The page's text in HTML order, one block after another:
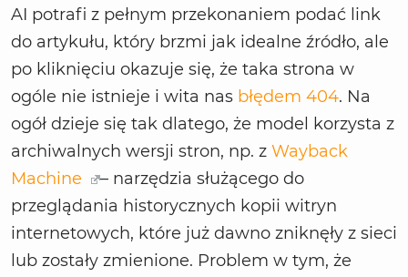
AI potrafi z pełnym przekonaniem podać link
do artykułu, który brzmi jak idealne źródło, ale
po kliknięciu okazuje się, że taka strona w
ogóle nie istnieje i wita nas błędem 404. Na
ogół dzieje się tak dlatego, że model korzysta z
archiwalnych wersji stron, np. z Wayback
Machine
– narzędzia służącego do
przeglądania historycznych kopii witryn
internetowych, które już dawno zniknęły z sieci
lub zostały zmienione. Problem w tym, że